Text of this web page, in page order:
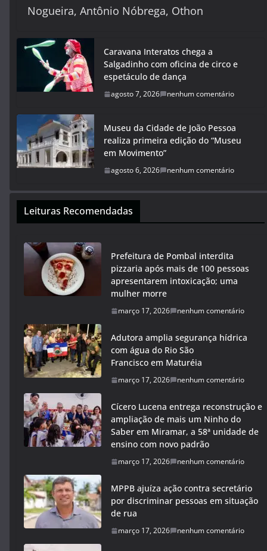
Nogueira, Antônio Nóbrega, Othon
Caravana Interatos chega a
Salgadinho com oficina de circo e
espetáculo de dança
agosto 7, 2026 nenhum comentário
Museu da Cidade de João Pessoa
realiza primeira edição do “Museu
em Movimento”
agosto 6, 2026 nenhum comentário
Leituras Recomendadas
Prefeitura de Pombal interdita
pizzaria após mais de 100 pessoas
apresentarem intoxicação; uma
mulher morre
março 17, 2026 nenhum comentário
Adutora amplia segurança hídrica
com água do Rio São
Francisco em Maturéia
março 17, 2026 nenhum comentário
Cícero Lucena entrega reconstrução e
ampliação de mais um Ninho do
Saber em Miramar, a 58ª unidade de
ensino com novo padrão
março 17, 2026 nenhum comentário
MPPB ajuíza ação contra secretário
por discriminar pessoas em situação
de rua
março 17, 2026 nenhum comentário